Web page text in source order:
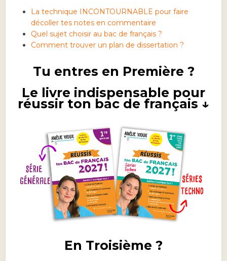
La technique INCONTOURNABLE pour faire
décoller tes notes en commentaire
Quel sujet choisir au bac de français ?
Comment trouver un plan de dissertation ?
Tu entres en Première ?
Le livre indispensable pour
réussir ton bac de français ↓
En Troisième ?